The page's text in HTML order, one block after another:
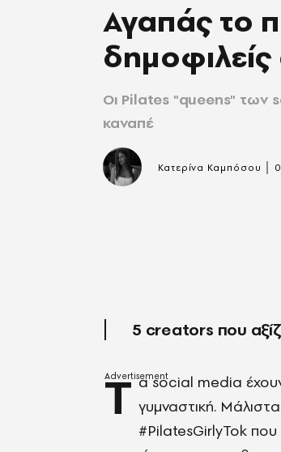
Αγαπάς το
Οι Pilates "queens" των
καναπέ
Κατερίνα Καμπόσου
5 creators που
Τ α social media
γυμναστική.
#PilatesGirlyTok που